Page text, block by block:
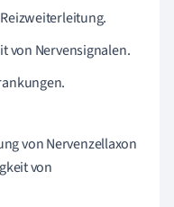
von Nervensignalen.
von Nervenzellaxon
von